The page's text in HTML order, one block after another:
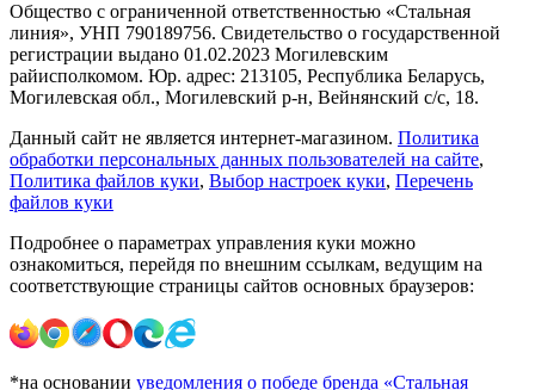
Общество с ограниченной ответственностью «Стальная
линия», УНП 790189756. Свидетельство о государственной
регистрации выдано 01.02.2023 Могилевским
райисполкомом. Юр. адрес: 213105, Республика Беларусь,
Могилевская обл., Могилевский р-н, Вейнянский с/с, 18.
Данный сайт не является интернет-магазином. Политика
обработки персональных данных пользователей на сайте,
Политика файлов куки, Выбор настроек куки, Перечень
файлов куки
Подробнее о параметрах управления куки можно
ознакомиться, перейдя по внешним ссылкам, ведущим на
соответствующие страницы сайтов основных браузеров:
*на основании уведомления о победе бренда «Стальная